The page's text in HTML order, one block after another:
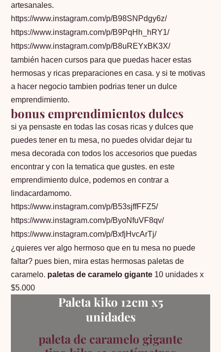
artesanales.
https://www.instagram.com/p/B98SNPdgy6z/
https://www.instagram.com/p/B9PqHh_hRY1/
https://www.instagram.com/p/B8uREYxBK3X/
también hacen cursos para que puedas hacer estas
hermosas y ricas preparaciones en casa. y si te motivas
a hacer negocio tambien podrias tener un dulce
emprendimiento.
bonus emprendimientos dulces
si ya pensaste en todas las cosas ricas y dulces que
puedes tener en tu mesa, no puedes olvidar dejar tu
mesa decorada con todos los accesorios que puedas
encontrar y con la tematica que gustes. en este
emprendimiento dulce, podemos en contrar a
lindacardamomo.
https://www.instagram.com/p/B53sjffFFZ5/
https://www.instagram.com/p/ByoNfuVF8qv/
https://www.instagram.com/p/BxfjHvcArTj/
¿quieres ver algo hermoso que en tu mesa no puede
faltar? pues bien, mira estas hermosas paletas de
caramelo. paletas de caramelo gigante 10 unidades x
$5.000
Paleta kiko 12cm x5
unidades
paleta de caramelo gigante